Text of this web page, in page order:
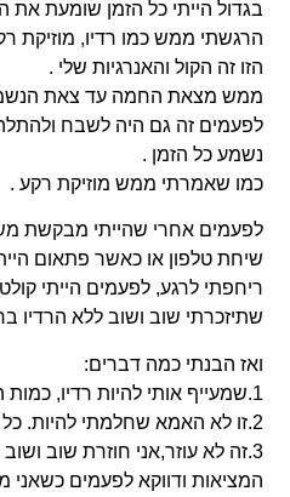
בגדול הייתי כל הזמן שומעת את
הרגשתי ממש כמו רדיו, מוזיקת
הזו זה הקול והאנרגיות שלי .
ממש מצאת החמה עד צאת
לפעמים זה גם היה לשבח
נשמע כל הזמן .
כמו שאמרתי ממש מוזיקת רקע .
לפעמים אחרי שהייתי מבקשת
שיחת טלפון או כאשר פתאום
ריחפתי לרגע, לפעמים הייתי
שתיזכרתי שוב ושוב ללא הרדיו
ואז הבנתי כמה דברים:
1.שמעייף אותי להיות רדיו, כמות האנרגיות שלי מוגבלת בגוף.
2.זו לא האמא שחלמתי להיות. כל הזמן מעירה ועצבנית.
3.זה לא עוזר,אני חוזרת שוב
המציאות ודווקא לפעמים כשאני